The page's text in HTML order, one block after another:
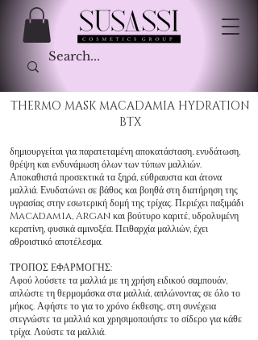
THERMO MASK MACADAMIA HYDRATION
BTX
δημιουργείται για παρατεταμένη αποκατάσταση, ενυδάτωση,
θρέψη και ενδυνάμωση όλων των τύπων μαλλιών.
Αποκαθιστά προσεκτικά τα ξηρά, εύθραυστα και άτονα
μαλλιά. Ενυδατώνει σε βάθος και βοηθά στη διατήρηση της
υγρασίας στην εσωτερική δομή της τρίχας. Περιέχει παξιμάδι
Macadamia, Argan και βούτυρο καριτέ, υδρολυμένη
κερατίνη, φυσικά αμινοξέα. Πειθαρχία μαλλιών, έχει
αθροιστικό αποτέλεσμα.
ΤΡΟΠΟΣ ΕΦΑΡΜΟΓΗΣ:
Αφού λούσετε τα μαλλιά με τη χρήση ειδικού σαμπουάν,
απλώστε τη θερμομάσκα στα μαλλιά, απλώνοντας σε όλο το
μήκος. Αφήστε το για το χρόνο έκθεσης, στη συνέχεια
στεγνώστε τα μαλλιά και χρησιμοποιήστε το σίδερο για κάθε
τρίχα. Λούστε τα μαλλιά.